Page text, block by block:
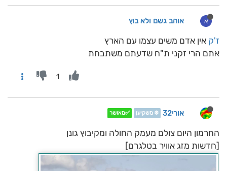
א אוהב גשם ולא בוץ
ז'ק אין אדם משים עצמו עם הארץ
אתם הרי זקני ת"ח שדעתם משתבחת
1
אורי32 ❄️ משקיען ✅מאושר
החרמון היום צולם מעמק החולה ומקיבוץ גונן
[חדשות מזג אוויר בטלגרם]